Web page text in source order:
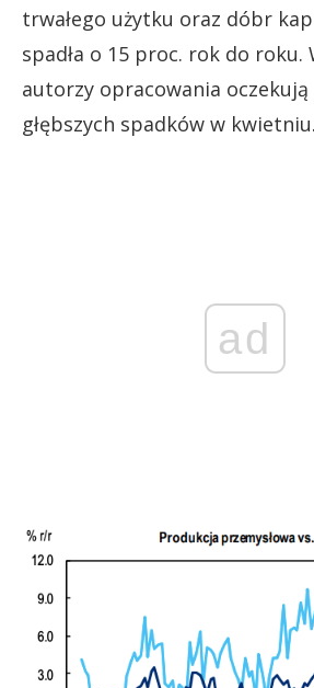
trwałego użytku oraz dóbr
spadła o 15 proc. rok do roku.
autorzy opracowania oczekują
głębszych spadków w kwietniu.
ad